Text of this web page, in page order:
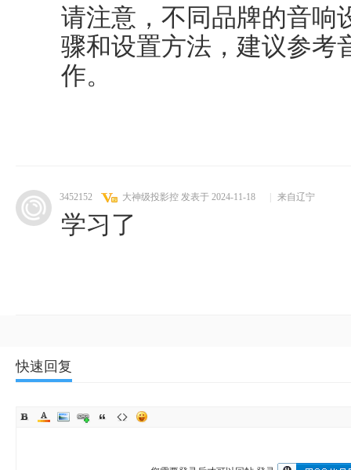
请注意，不同品牌的音响
骤和设置方法，建议参考
作。
3452152 大神级投影控 发表于 2024-11-18 来自辽宁
学习了
快速回复